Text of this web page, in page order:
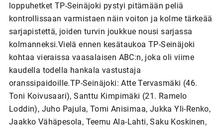
loppuhetket TP-Seinäjoki pystyi pitämään peliä
kontrollissaan varmistaen näin voiton ja kolme tärkeää
sarjapistettä, joiden turvin joukkue nousi sarjassa
kolmanneksi.Vielä ennen kesätaukoa TP-Seinäjoki
kohtaa vieraissa vaasalaisen ABC:n, joka oli viime
kaudella todella hankala vastustaja
oranssipaidoille.TP-Seinäjoki: Atte Tervasmäki (46.
Toni Koivusaari), Santtu Kimpimäki (21. Ramelo
Loddin), Juho Pajula, Tomi Anisimaa, Jukka Yli-Renko,
Jaakko Vähäpesola, Teemu Ala-Lahti, Saku Koskinen,